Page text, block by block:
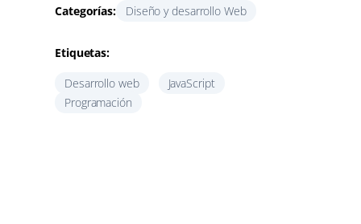
Categorías: Diseño y desarrollo Web
Etiquetas:
Desarrollo web
JavaScript
Programación